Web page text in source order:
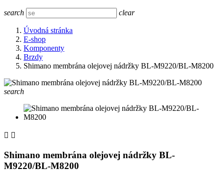
search clear
Úvodná stránka
E-shop
Komponenty
Brzdy
Shimano membrána olejovej nádržky BL-M9220/BL-M8200
search
 
Shimano membrána olejovej nádržky BL-
M9220/BL-M8200